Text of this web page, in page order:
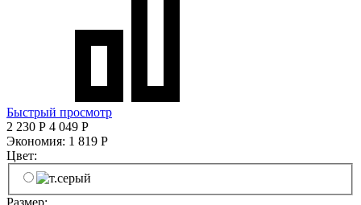
Быстрый просмотр
2 230 Р 4 049 Р
Экономия: 1 819 Р
Цвет:
Размер: